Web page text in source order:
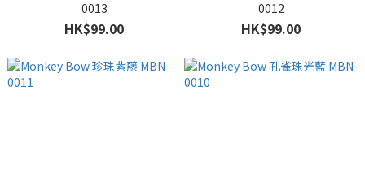
0013
HK$99.00
0012
HK$99.00